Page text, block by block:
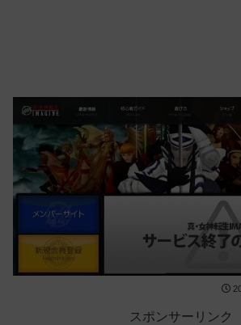
スポンサーリンク